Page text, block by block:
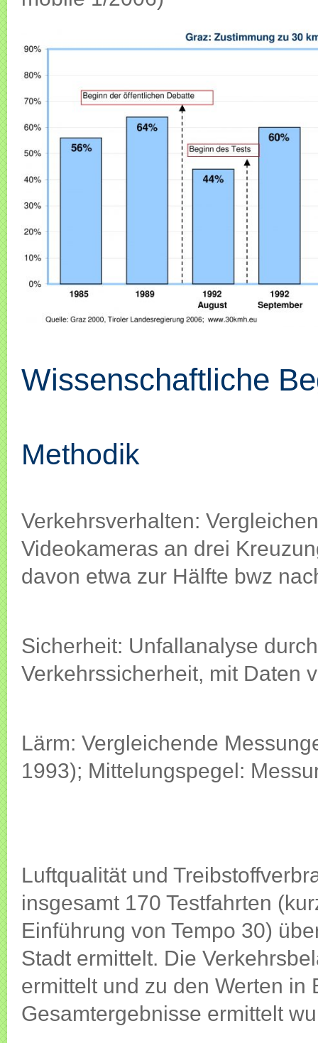
Wissenschaftliche
Methodik
Verkehrsverhalten:
Videokameras an drei
davon etwa zur Hälfte bwz
Sicherheit: Unfallanalyse
Verkehrssicherheit, mit Daten
Lärm: Vergleichende
1993); Mittelungspegel:
Luftqualität und
insgesamt 170 Testfahrten
Einführung von Tempo 30)
Stadt ermittelt. Die
ermittelt und zu den Werten in
Gesamtergebnisse ermittelt